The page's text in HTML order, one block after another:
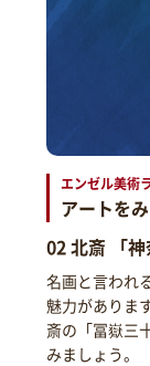
エンゼル美術
アートを
02 北斎 「
名画と言われ
魅力がありま
斎の「冨嶽三
みましょう。